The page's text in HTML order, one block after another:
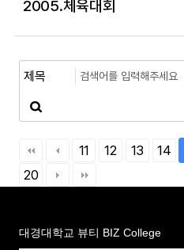
2005.체육대회
11 12 13 14
20